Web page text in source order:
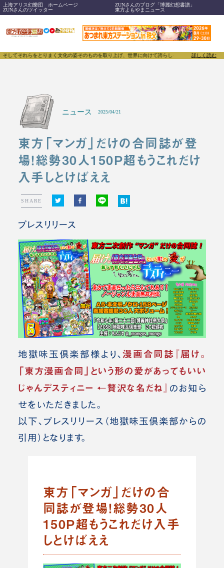
上海アリス幻樂団 ホームページ
ZUNさんのブログ「博麗幻想書譜」
ZUNさんのツイッター
東方よもやまニュース
らをとりまく文化の姿そのものを取り上げ、世界に向けて誇らしく発信することで、東方
詳しく読む
ニュース 2025/04/21
東方「マンガ」だけの合同誌が登
場！総勢30人150P超もうこれだけ
入手しとけばええ
SHARE
プレスリリース
地獄味玉倶楽部様より、漫画合同誌『届け。
「東方漫画合同」という形の愛があってもいい
じゃんデスティニー ←贅沢な名だね』 の お知ら
せをいただきました。
以下、プレスリリース（地獄味玉倶楽部からの
引用）となります。
東方「マンガ」だけの合
同誌が登場！総勢30人
150P超もうこれだけ入手
しとけばええ